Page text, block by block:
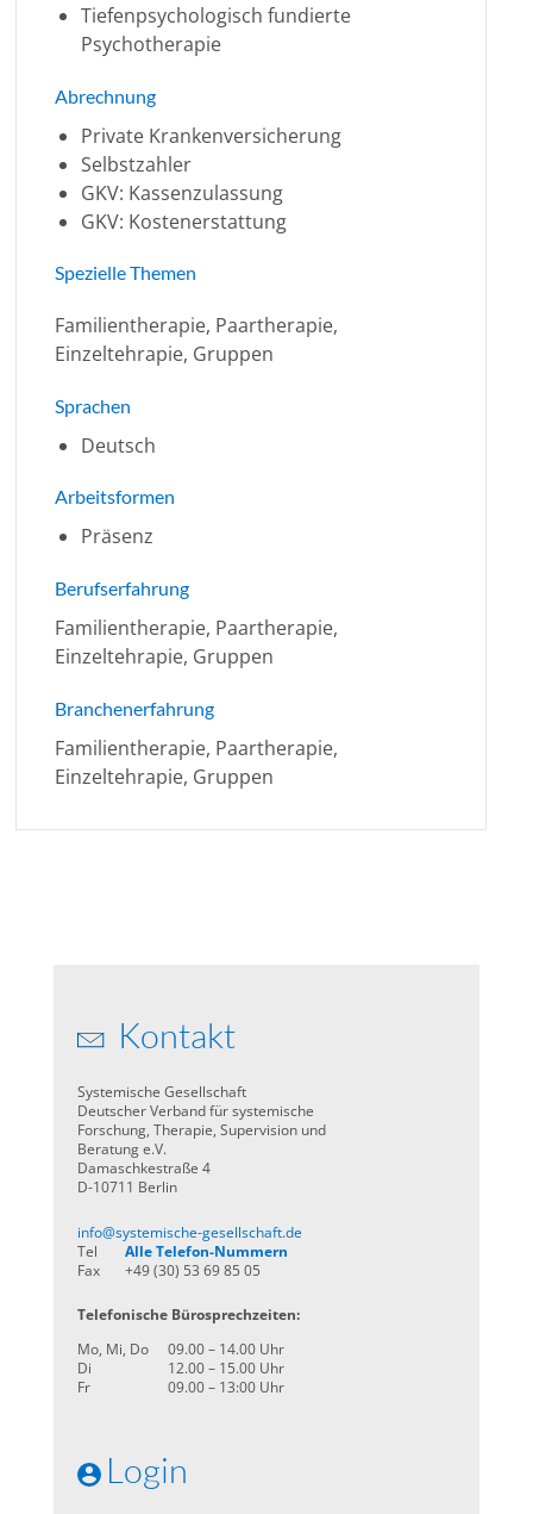
Tiefenpsychologisch fundierte
Psychotherapie
Abrechnung
Private Krankenversicherung
Selbstzahler
GKV: Kassenzulassung
GKV: Kostenerstattung
Spezielle Themen
Familientherapie, Paartherapie,
Einzeltehrapie, Gruppen
Sprachen
Deutsch
Arbeitsformen
Präsenz
Berufserfahrung
Familientherapie, Paartherapie,
Einzeltehrapie, Gruppen
Branchenerfahrung
Familientherapie, Paartherapie,
Einzeltehrapie, Gruppen
Kontakt
Systemische Gesellschaft
Deutscher Verband für systemische
Forschung, Therapie, Supervision und
Beratung e.V.
Damaschkestraße 4
D-10711 Berlin
info@systemische-gesellschaft.de
Tel
Alle Telefon-Nummern
Fax
+49 (30) 53 69 85 05
Telefonische Bürosprechzeiten:
Mo, Mi, Do
09.00 – 14.00 Uhr
Di
12.00 – 15.00 Uhr
Fr
09.00 – 13:00 Uhr
Login